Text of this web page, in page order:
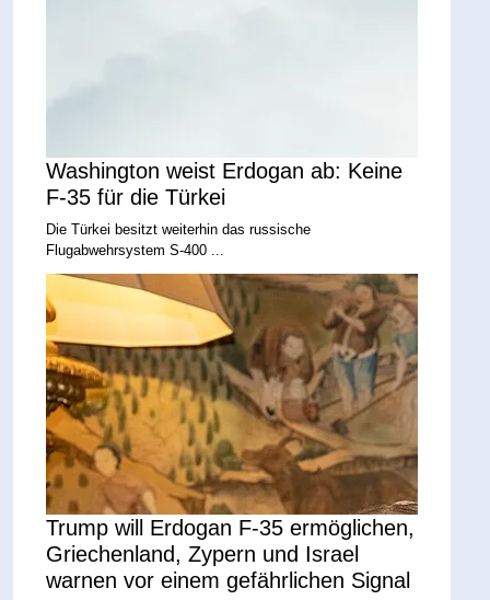
Washington weist Erdogan ab: Keine
F-35 für die Türkei
Die Türkei besitzt weiterhin das russische
Flugabwehrsystem S-400 ...
Trump will Erdogan F-35 ermöglichen,
Griechenland, Zypern und Israel
warnen vor einem gefährlichen Signal